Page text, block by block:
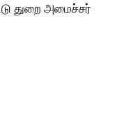
துறை அமைச்சர்